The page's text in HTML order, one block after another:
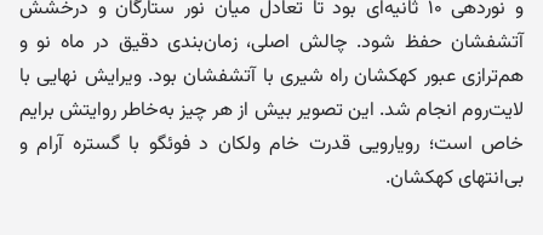
و نوردهی ۱۰ ثانیه‌ای بود تا تعادل میان نور ستارگان و درخشش
آتشفشان حفظ شود. چالش اصلی، زمان‌بندی دقیق در ماه نو و
هم‌ترازی عبور کهکشان راه شیری با آتشفشان بود. ویرایش نهایی با
لایت‌روم انجام شد. این تصویر بیش از هر چیز به‌خاطر روایتش برایم
خاص است؛ رویارویی قدرت خام ولکان د فوئگو با گستره آرام و
بی‌انتها‌ی کهکشان.